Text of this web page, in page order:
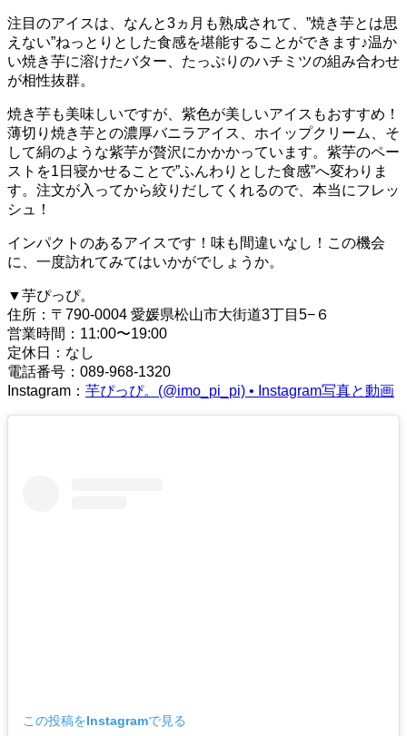
注目のアイスは、なんと3ヵ月も熟成されて、”焼き芋とは思
えない”ねっとりとした食感を堪能することができます♪温か
い焼き芋に溶けたバター、たっぷりのハチミツの組み合わせ
が相性抜群。
焼き芋も美味しいですが、紫色が美しいアイスもおすすめ！
薄切り焼き芋との濃厚バニラアイス、ホイップクリーム、そ
して絹のような紫芋が贅沢にかかかっています。紫芋のペー
ストを1日寝かせることで”ふんわりとした食感”へ変わりま
す。 注文が入ってから絞りだしてくれるので、本当にフレッ
シュ！
インパクトのあるアイスです！味も間違いなし！この機会
に、一度訪れてみてはいかがでしょうか。
▼芋ぴっぴ。
住所：〒790-0004 愛媛県松山市大街道3丁目5−６
営業時間：11:00〜19:00
定休日：なし
電話番号：089-968-1320
Instagram： 芋ぴっぴ。(@imo_pi_pi) • Instagram写真と動画
この投稿をInstagramで見る